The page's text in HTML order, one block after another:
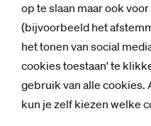
op te slaan maar ook
(bijvoorbeeld het
het tonen van social
cookies toestaan' te
gebruik van alle cookies.
kun je zelf kiezen welke
Studium Generale